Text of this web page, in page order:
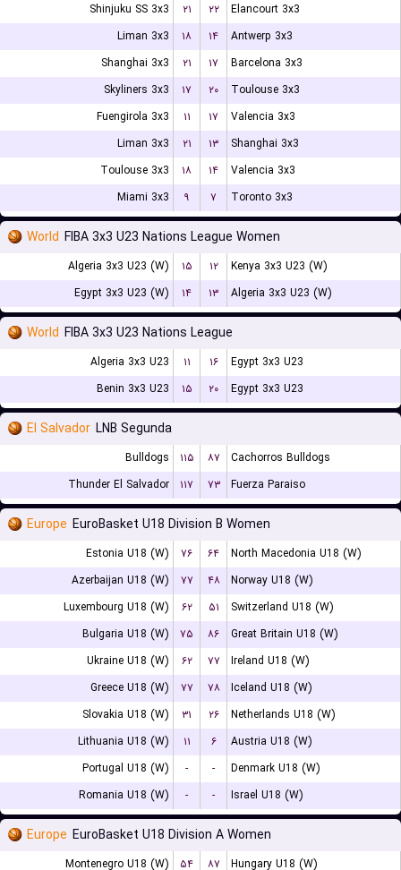
Shinjuku SS 3x3
۲۱ ۲۲
Elancourt 3x3
Liman 3x3
۱۸ ۱۴
Antwerp 3x3
Shanghai 3x3
۲۱ ۱۷
Barcelona 3x3
Skyliners 3x3
۱۷ ۲۰
Toulouse 3x3
Fuengirola 3x3
۱۱ ۱۷
Valencia 3x3
Liman 3x3
۲۱ ۱۳
Shanghai 3x3
Toulouse 3x3
۱۸ ۱۴
Valencia 3x3
Miami 3x3
۹ ۷ Toronto 3x3
World FIBA 3x3 U23 Nations League Women
Algeria 3x3 U23 (W) ۱۵ ۱۲
Kenya 3x3 U23 (W)
Egypt 3x3 U23 (W)
۱۴ ۱۳ Algeria 3x3 U23 (W)
World FIBA 3x3 U23 Nations League
Algeria 3x3 U23 ۱۱ ۱۶
Egypt 3x3 U23
Benin 3x3 U23
۱۵ ۲۰ Egypt 3x3 U23
El Salvador LNB Segunda
Bulldogs ۱۱۵ ۸۷
Cachorros Bulldogs
Thunder El Salvador
۱۱۷ ۷۳ Fuerza Paraiso
Europe EuroBasket U18 Division B Women
Estonia U18 (W) ۷۶ ۶۴
North Macedonia U18 (W)
Azerbaijan U18 (W)
۷۷ ۴۸
Norway U18 (W)
Luxembourg U18 (W)
۶۲ ۵۱
Switzerland U18 (W)
Bulgaria U18 (W)
۷۵ ۸۶
Great Britain U18 (W)
Ukraine U18 (W)
۶۲ ۷۷
Ireland U18 (W)
Greece U18 (W)
۷۷ ۷۸
Iceland U18 (W)
Slovakia U18 (W)
۳۱ ۲۶
Netherlands U18 (W)
Lithuania U18 (W)
۱۱ ۶
Austria U18 (W)
Portugal U18 (W)
- -
Denmark U18 (W)
Romania U18 (W)
- - Israel U18 (W)
Europe EuroBasket U18 Division A Women
Montenegro U18 (W) ۵۴ ۸۷ Hungary U18 (W)